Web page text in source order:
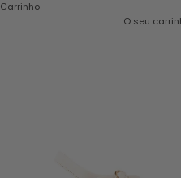
Carrinho
O seu